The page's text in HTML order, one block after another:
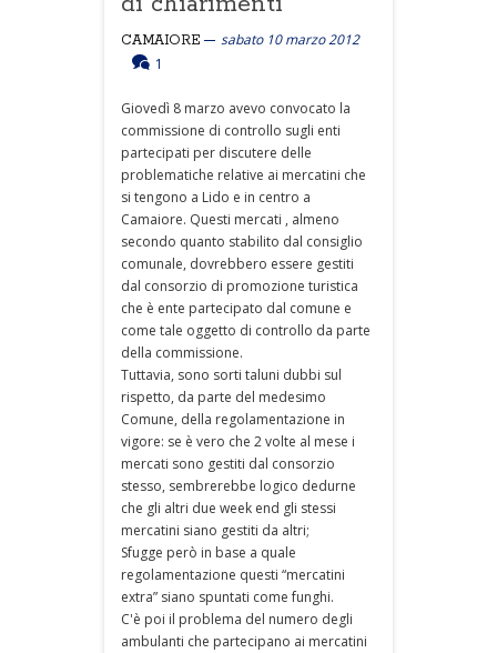
CAMAIORE
sabato 10 marzo 2012
1
Giovedì 8 marzo avevo convocato la
commissione di controllo sugli enti
partecipati per discutere delle
problematiche relative ai mercatini che
si tengono a Lido e in centro a
Camaiore. Questi mercati , almeno
secondo quanto stabilito dal consiglio
comunale, dovrebbero essere gestiti
dal consorzio di promozione turistica
che è ente partecipato dal comune e
come tale oggetto di controllo da parte
della commissione.
Tuttavia, sono sorti taluni dubbi sul
rispetto, da parte del medesimo
Comune, della regolamentazione in
vigore: se è vero che 2 volte al mese i
mercati sono gestiti dal consorzio
stesso, sembrerebbe logico dedurne
che gli altri due week end gli stessi
mercatini siano gestiti da altri;
Sfugge però in base a quale
regolamentazione questi “mercatini
extra” siano spuntati come funghi.
C'è poi il problema del numero degli
ambulanti che partecipano ai mercatini